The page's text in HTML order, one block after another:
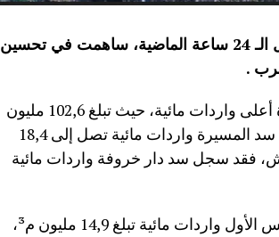
عرفت الموارد المائية بعدد من سدود المملكة ارتفاعا خلال الـ 24 ساعة الماضية، ساهمت في تحسين
.
وأفاد موقع الماديالنا انه “في إقليم تاونات، سجل سد الوحدة أعلى واردات مائية، حيث تبلغ 102,6 مليون
م³، لترتفع نسبة ملئه إلى 71,4%.،وفي إقليم سطات، عرف سد المسيرة واردات مائية تصل إلى 18,4
في إقليم العرائش، فقد سجل سد دار خروفة واردات مائية
وأضاف المصدر نفسه انه “في إقليم تاونات، سجل سد إدريس الأول واردات مائية تبلغ 14,9 مليون م³،